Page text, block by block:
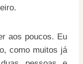
aos poucos. Eu
como muitos já